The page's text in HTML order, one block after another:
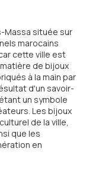
Massa située sur
marocains
cette ville est
de bijoux
à la main par
d'un savoir-
un symbole
Les bijoux
de la ville,
que les
en